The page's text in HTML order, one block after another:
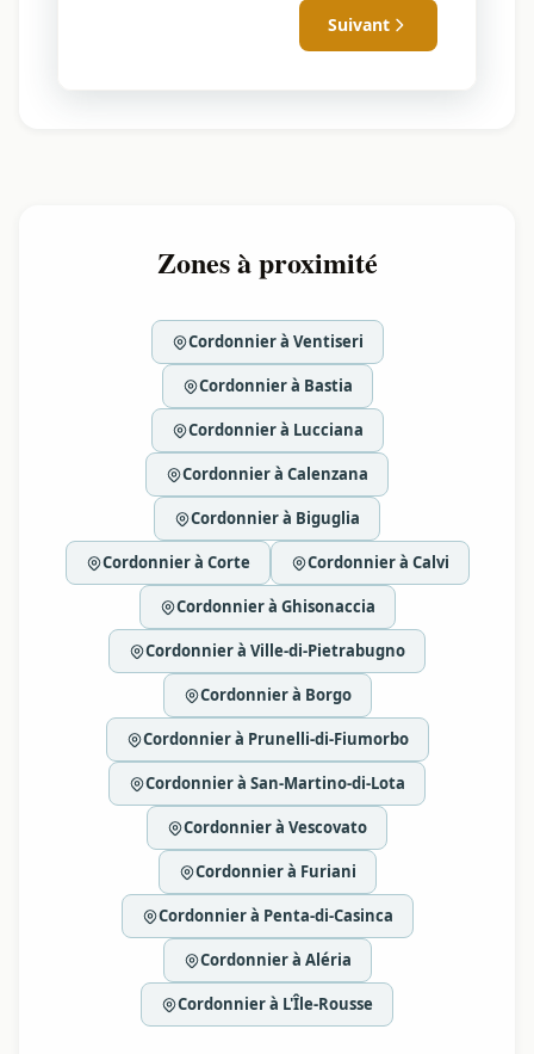
Suivant
Zones à proximité
Cordonnier à Ventiseri
Cordonnier à Bastia
Cordonnier à Lucciana
Cordonnier à Calenzana
Cordonnier à Biguglia
Cordonnier à Corte Cordonnier à Calvi
Cordonnier à Ghisonaccia
Cordonnier à Ville-di-Pietrabugno
Cordonnier à Borgo
Cordonnier à Prunelli-di-Fiumorbo
Cordonnier à San-Martino-di-Lota
Cordonnier à Vescovato
Cordonnier à Furiani
Cordonnier à Penta-di-Casinca
Cordonnier à Aléria
Cordonnier à L'Île-Rousse